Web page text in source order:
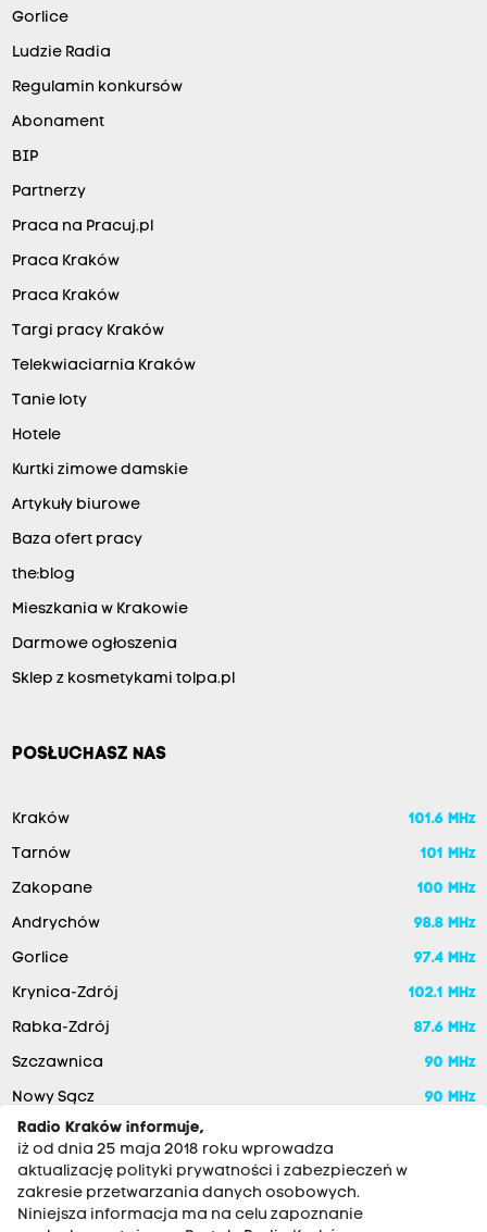
Gorlice
Ludzie Radia
Regulamin konkursów
Abonament
BIP
Partnerzy
Praca na Pracuj.pl
Praca Kraków
Praca Kraków
Targi pracy Kraków
Telekwiaciarnia Kraków
Tanie loty
Hotele
Kurtki zimowe damskie
Artykuły biurowe
Baza ofert pracy
the:blog
Mieszkania w Krakowie
Darmowe ogłoszenia
Sklep z kosmetykami tolpa.pl
POSŁUCHASZ NAS
Kraków 101.6 MHz
Tarnów 101 MHz
Zakopane 100 MHz
Andrychów 98.8 MHz
Gorlice 97.4 MHz
Krynica-Zdrój 102.1 MHz
Rabka-Zdrój 87.6 MHz
Szczawnica 90 MHz
Nowy Sącz
90 MHz
Radio Kraków informuje,
iż od dnia 25 maja 2018 roku wprowadza
aktualizację polityki prywatności i zabezpieczeń w
zakresie przetwarzania danych osobowych.
Niniejsza informacja ma na celu zapoznanie